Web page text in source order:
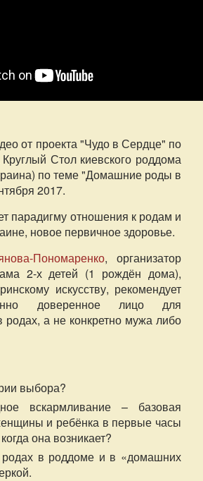
от проекта "Чудо в Сердце" по
Стол киевского роддома
по теме "Домашние роды в
2017.
парадигму отношения к родам и
новое первичное здоровье.
Пономаренко, организатор
2-х детей (1 рождён дома),
искусству, рекомендует
доверенное лицо для
а не конкретно мужа либо
выбора?
вскармливание – базовая
и ребёнка в первые часы
она возникает?
родах в роддоме и в «домашних